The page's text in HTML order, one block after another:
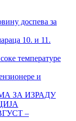
доспева за
10. и 11.
температуре
и
ЗА ИЗРАДУ
–